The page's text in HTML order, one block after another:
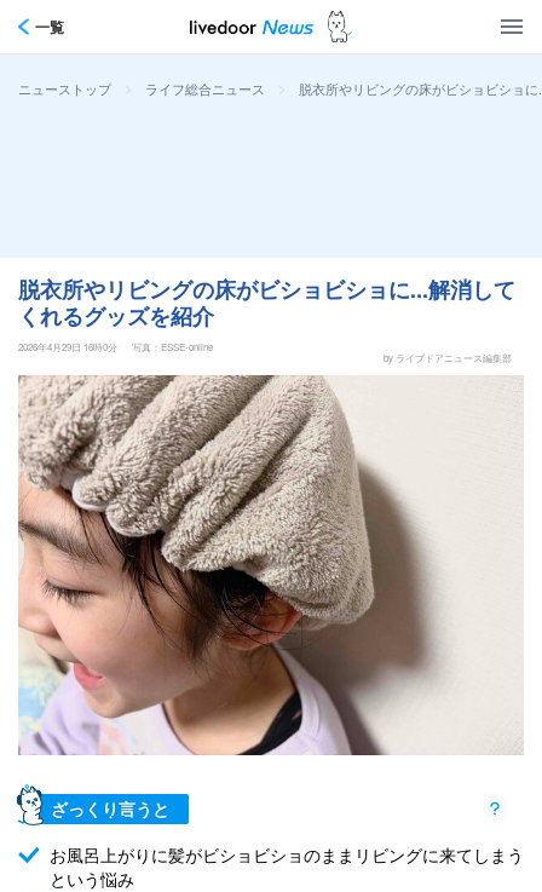
一覧
ニューストップ > ライフ総合ニュース > 脱衣所やリビングの床がビショビショ
脱衣所やリビングの床がビショビショに...解消して
くれるグッズを紹介
2026年4月29日 16時0分
写真：ESSE-online
by ライブドアニュース編集部
ざっくり言うと
お風呂上がりに髪がビショビショのままリビングに来てしまう
という悩み